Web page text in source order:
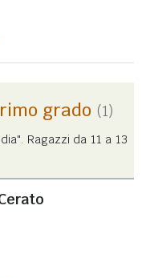
grado (1)
Ragazzi da 11 a 13